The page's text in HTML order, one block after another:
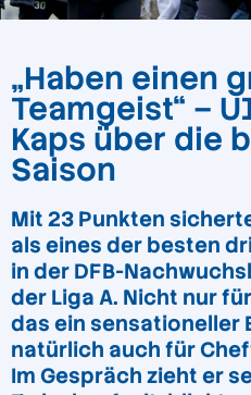
„Haben einen
Teamgeist“ –
Kaps über die
Saison
Mit 23 Punkten
als eines der besten
in der DFB-
der Liga A. Nicht nur
das ein sensationeller
natürlich auch für
Im Gespräch zieht er